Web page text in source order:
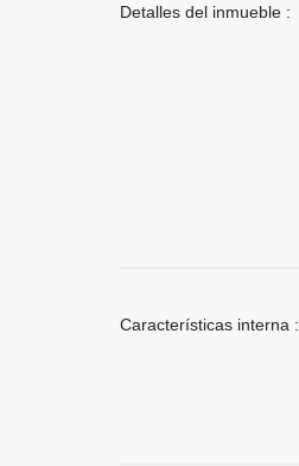
Detalles del inmueble :
Características interna :